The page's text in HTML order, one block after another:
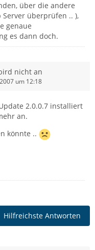
über die andere
überprüfen .. ),
genaue
es dann doch.
nicht an
um 12:18
2.0.0.7 installiert
an.
könnte ..
Hilfreichste Antworten